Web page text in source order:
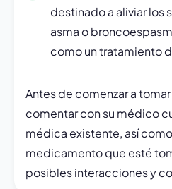
destinado a aliviar los
asma o
como un tratamiento
Antes de comenzar a
comentar con su médico
médica existente, así
medicamento que esté
posibles interacciones y